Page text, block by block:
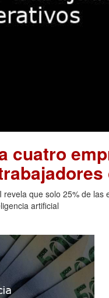
cuatro
que solo 25% de
artificial